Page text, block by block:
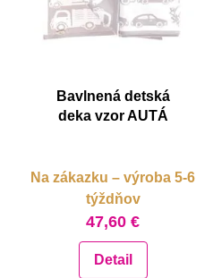
Bavlnená detská
deka vzor AUTÁ
Na zákazku – výroba 5-6
týždňov
47,60 €
Detail